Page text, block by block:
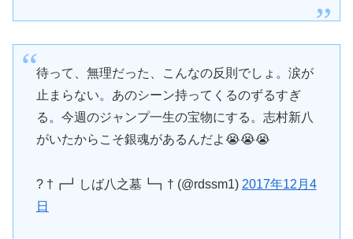
待って、無理だった、こんなの反則でしょ。涙が
止まらない。あのシーン持ってくるのずるすぎ
る。今週のジャンプ一生の宝物にする。志村新八
がいたからこそ銀魂があるんだよ😭😭😭
? †┏┛しば八之墓┗┓† (@rdssm1) 2017年12月4
日